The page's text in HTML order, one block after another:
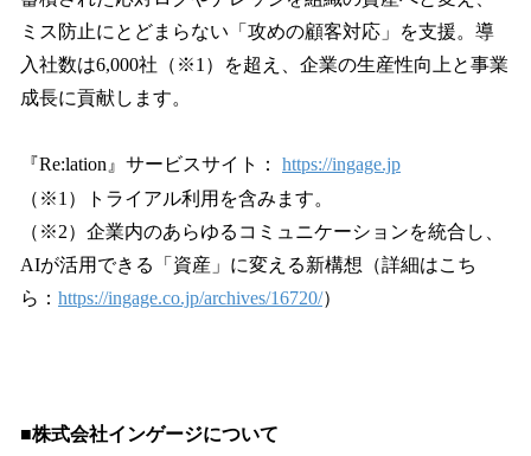
ミス防止にとどまらない「攻めの顧客対応」を支援。導
入社数は6,000社（※1）を超え、企業の生産性向上と事業
成長に貢献します。
『Re:lation』サービスサイト： https://ingage.jp
（※1）トライアル利用を含みます。
（※2）企業内のあらゆるコミュニケーションを統合し、
AIが活用できる「資産」に変える新構想（詳細はこち
ら： https://ingage.co.jp/archives/16720/）
■株式会社インゲージについて